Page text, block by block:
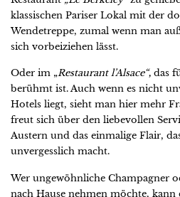
klassischen Pariser Lokal mit der
Wendetreppe, zumal wenn man
sich vorbeiziehen lässt.
Oder im „Restaurant l’Alsace“, das
berühmt ist. Auch wenn es nicht
Hotels liegt, sieht man hier mehr
freut sich über den liebevollen
Austern und das einmalige Flair,
unvergesslich macht.
Wer ungewöhnliche Champagner
nach Hause nehmen möchte, kann